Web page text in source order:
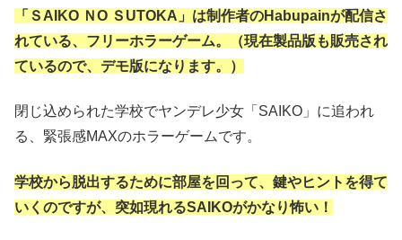
「ＳAIKO ＮO ＳUTOKA」は制作者のHabupainが配信さ
れている、フリーホラーゲーム。（現在製品版も販売され
ているので、デモ版になります。）
閉じ込められた学校でヤンデレ少女「SAIKO」に追われ
る、緊張感MAXのホラーゲームです。
学校から脱出するために部屋を回って、鍵やヒントを得て
いくのですが、突如現れるSAIKOがかなり怖い！